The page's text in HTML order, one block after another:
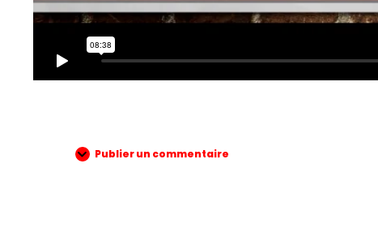
Publier un commentaire